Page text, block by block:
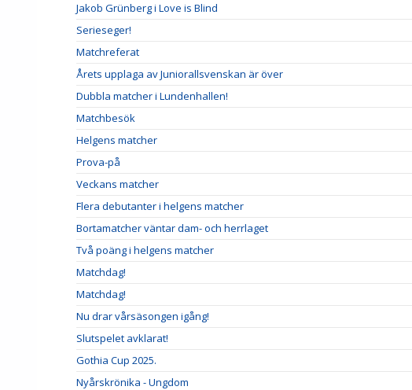
Jakob Grünberg i Love is Blind
Serieseger!
Matchreferat
Årets upplaga av Juniorallsvenskan är över
Dubbla matcher i Lundenhallen!
Matchbesök
Helgens matcher
Prova-på
Veckans matcher
Flera debutanter i helgens matcher
Bortamatcher väntar dam- och herrlaget
Två poäng i helgens matcher
Matchdag!
Matchdag!
Nu drar vårsäsongen igång!
Slutspelet avklarat!
Gothia Cup 2025.
Nyårskrönika - Ungdom